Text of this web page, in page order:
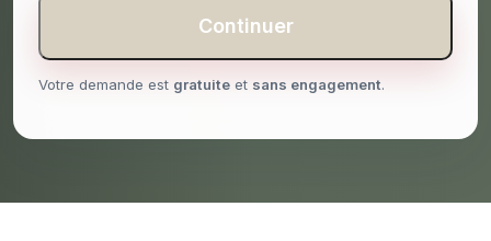
Continuer
Votre demande est gratuite et sans engagement.